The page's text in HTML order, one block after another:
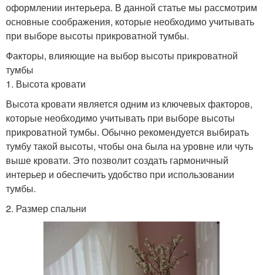
оформлении интерьера. В данной статье мы рассмотрим
основные соображения, которые необходимо учитывать
при выборе высоты прикроватной тумбы.
Факторы, влияющие на выбор высоты прикроватной
тумбы
1. Высота кровати
Высота кровати является одним из ключевых факторов,
которые необходимо учитывать при выборе высоты
прикроватной тумбы. Обычно рекомендуется выбирать
тумбу такой высоты, чтобы она была на уровне или чуть
выше кровати. Это позволит создать гармоничный
интерьер и обеспечить удобство при использовании
тумбы.
2. Размер спальни